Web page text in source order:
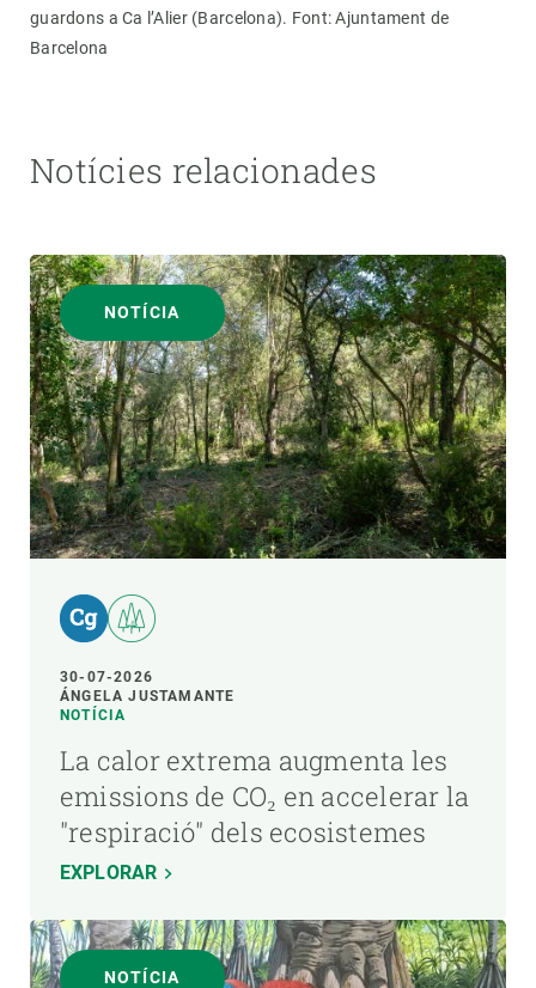
guardons a Ca l’Alier (Barcelona). Font: Ajuntament de
Barcelona
Notícies relacionades
NOTÍCIA
30-07-2026
ÁNGELA JUSTAMANTE
NOTÍCIA
La calor extrema augmenta les
emissions de CO₂ en accelerar la
"respiració" dels ecosistemes
EXPLORAR
NOTÍCIA